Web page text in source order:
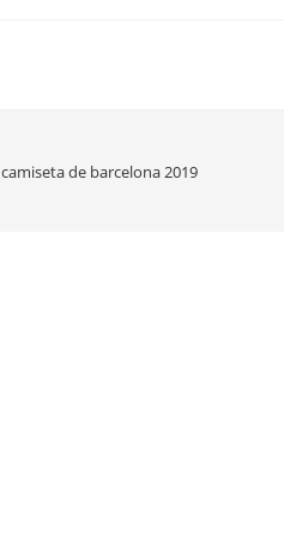
camiseta de barcelona 2019